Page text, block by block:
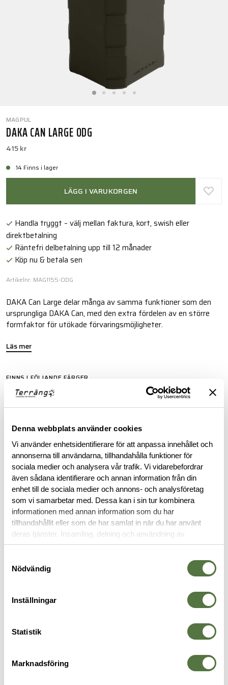
Denna webbplats använder cookies
Vi använder enhetsidentifierare för att anpassa innehållet och
annonserna till användarna, tillhandahålla funktioner för
sociala medier och analysera vår trafik. Vi vidarebefordrar
även sådana identifierare och annan information från din
enhet till de sociala medier och annons- och analysföretag
som vi samarbetar med. Dessa kan i sin tur kombinera
informationen med annan information som du har
tillhandahållit eller som de har samlat in när du har använt
deras tjänster. Insamling, delning och användning av
personuppgifter kan användas för personalisering av
Nödvändig
Inställningar
Statistik
Marknadsföring
MAGPUL
DAKA CAN LARGE ODG
415 kr
14 Finns i lager
LÄGG I VARUKORGEN
Handla tryggt – välj mellan faktura, kort, swish eller
direktbetalning
Räntefri delbetalning upp till 12 månader
Köp nu & betala sen
Artikelnr: MAG1155-ODG
DAKA Can Large delar många av samma funktioner som den
ursprungliga DAKA Can, med den extra fördelen av en större
formfaktor för utökade förvaringsmöjligheter.
Läs mer
FINNS I FÖLJANDE FÄRGER
BESKRIVNING
RECENSIONER
OM VARUMÄRKET
TILLBEHÖR